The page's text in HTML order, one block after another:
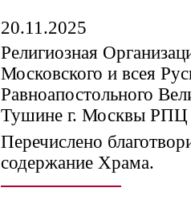
20.11.2025
Религиозная
Московского и всея
Равноапостольного
Тушине г. Москвы РПЦ
Перечислено
содержание Храма.